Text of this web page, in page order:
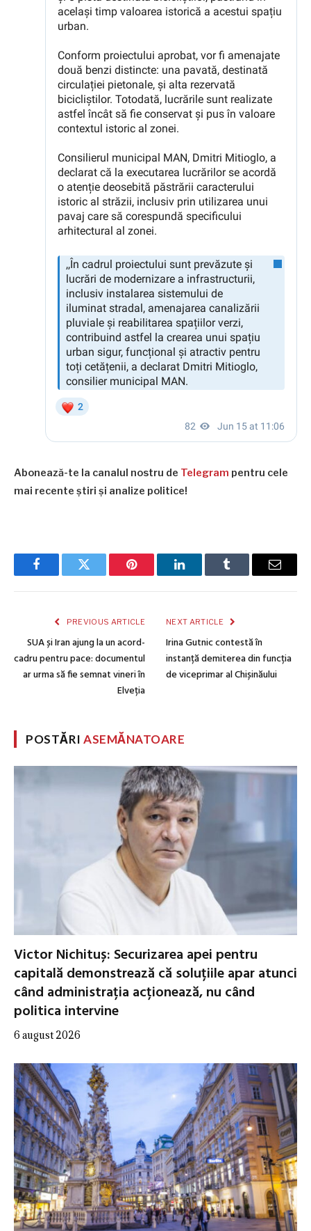
Abonează-te la canalul nostru de Telegram pentru cele
mai recente știri și analize politice!
FacebookTwitter Pinterest LinkedInTumblr Email
PREVIOUS ARTICLE
SUA și Iran ajung la un acord-
cadru pentru pace: documentul
ar urma să fie semnat vineri în
Elveția
NEXT ARTICLE
Irina Gutnic contestă în
instanță demiterea din funcția
de viceprimar al Chișinăului
POSTĂRIASEMĂNATOARE
Victor Nichituș: Securizarea apei pentru
capitală demonstrează că soluțiile apar atunci
când administrația acționează, nu când
politica intervine
6 august 2026